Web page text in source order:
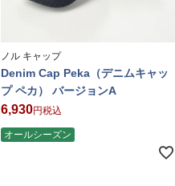
ノル キャップ
Denim Cap Peka（デニムキャッ
プ ペカ） バージョンA
6,930 税込
オールシーズン